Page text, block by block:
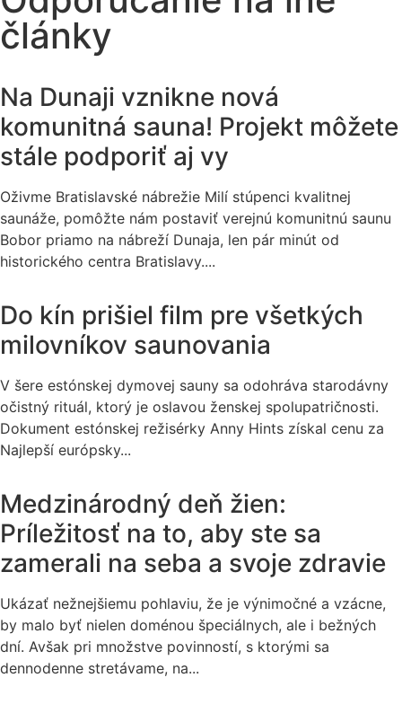
články
Na Dunaji vznikne nová
komunitná sauna! Projekt môžete
stále podporiť aj vy
Oživme Bratislavské nábrežie Milí stúpenci kvalitnej
saunáže, pomôžte nám postaviť verejnú komunitnú saunu
Bobor priamo na nábreží Dunaja, len pár minút od
historického centra Bratislavy....
Do kín prišiel film pre všetkých
milovníkov saunovania
V šere estónskej dymovej sauny sa odohráva starodávny
očistný rituál, ktorý je oslavou ženskej spolupatričnosti.
Dokument estónskej režisérky Anny Hints získal cenu za
Najlepší európsky...
Medzinárodný deň žien:
Príležitosť na to, aby ste sa
zamerali na seba a svoje zdravie
Ukázať nežnejšiemu pohlaviu, že je výnimočné a vzácne,
by malo byť nielen doménou špeciálnych, ale i bežných
dní. Avšak pri množstve povinností, s ktorými sa
dennodenne stretávame, na...